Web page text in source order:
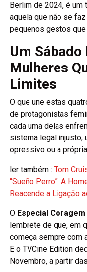
Berlim de 2024, é um
aquela que não se
pequenos gestos que
Um
Mulheres
Limites
O que une estas
de protagonistas
cada uma delas
sistema legal injusto,
opressivo ou a
ler também : Tom
“Sueño Perro”: A
Reacende a Ligaçāo
O Especial Coragem
lembrete de que, em
começa sempre com
E o TVCine Edition
Novembro, a partir